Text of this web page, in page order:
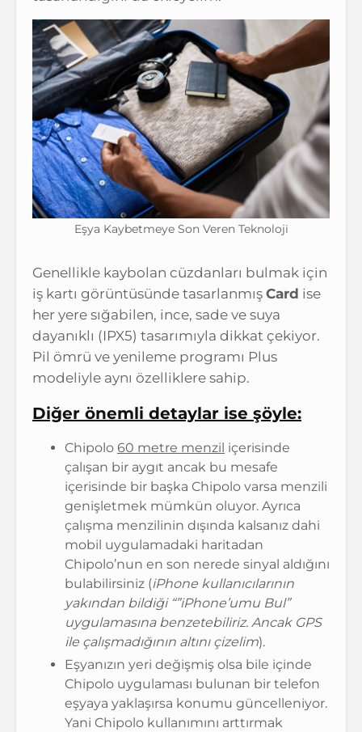
Eşya Kaybetmeye Son Veren Teknoloji
Genellikle kaybolan cüzdanları bulmak için
iş kartı görüntüsünde tasarlanmış Card ise
her yere sığabilen, ince, sade ve suya
dayanıklı (IPX5) tasarımıyla dikkat çekiyor.
Pil ömrü ve yenileme programı Plus
modeliyle aynı özelliklere sahip.
Diğer önemli detaylar ise şöyle:
Chipolo 60 metre menzil içerisinde
çalışan bir aygıt ancak bu mesafe
içerisinde bir başka Chipolo varsa menzili
genişletmek mümkün oluyor. Ayrıca
çalışma menzilinin dışında kalsanız dahi
mobil uygulamadaki haritadan
Chipolo’nun en son nerede sinyal aldığını
bulabilirsiniz (iPhone kullanıcılarının
yakından bildiği “”iPhone’umu Bul”
uygulamasına benzetebiliriz. Ancak GPS
ile çalışmadığının altını çizelim).
Eşyanızın yeri değişmiş olsa bile içinde
Chipolo uygulaması bulunan bir telefon
eşyaya yaklaşırsa konumu güncelleniyor.
Yani Chipolo kullanımını arttırmak